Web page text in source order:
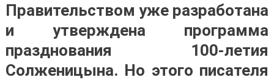
Правительством уже разработана
и утверждена программа
празднования 100-летия
Солженицына. Но этого писателя